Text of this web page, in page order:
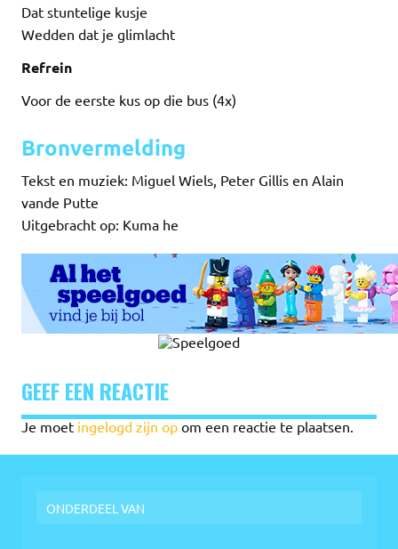
Dat stuntelige kusje
Wedden dat je glimlacht
Refrein
Voor de eerste kus op die bus (4x)
Bronvermelding
Tekst en muziek: Miguel Wiels, Peter Gillis en Alain
vande Putte
Uitgebracht op: Kuma he
GEEF EEN REACTIE
Je moet ingelogd zijn op om een reactie te plaatsen.
ONDERDEEL VAN